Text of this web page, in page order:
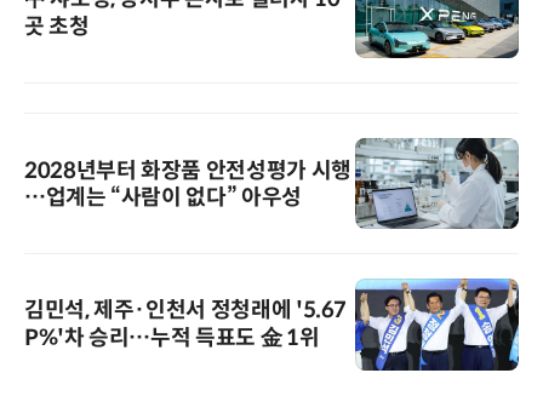
곳 초청
2028년부터 화장품 안전성평가 시행
…업계는 “사람이 없다” 아우성
김민석, 제주·인천서 정청래에 '5.67
P%'차 승리…누적 득표도 金 1위